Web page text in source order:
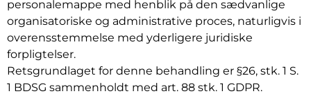
personalemappe med henblik på den sædvanlige
organisatoriske og administrative proces, naturligvis i
overensstemmelse med yderligere juridiske
forpligtelser.
Retsgrundlaget for denne behandling er §26, stk. 1 S.
1 BDSG sammenholdt med art. 88 stk. 1 GDPR.